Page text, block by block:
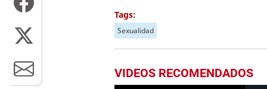
Tags:
Sexualidad
VIDEOS RECOMENDADOS